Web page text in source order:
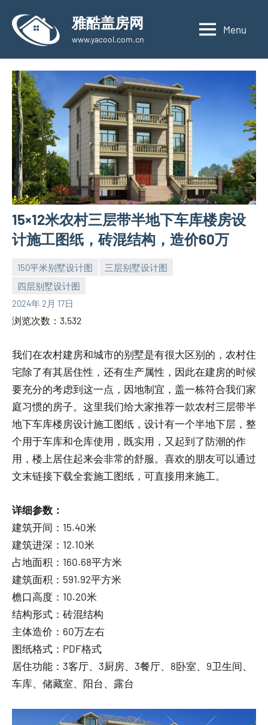
content
雅酷盖房网
www.yacool.com.cn
Menu
15×12米农村三层带半地下车库楼房设
计施工图纸，砖混结构，造价60万
150平米别墅设计图
三层别墅设计图
四层别墅设计图
2024年 2月 17日
yacool
浏览次数：3,532
我们在农村建房和城市的别墅是有很大区别的，农村住
宅除了有其居住性，还有生产属性，因此在建房的时候
要充分的考虑到这一点，因地制宜，盖一栋符合我们家
庭习惯的房子。这里我们给大家推荐一款农村三层带半
地下车库楼房设计施工图纸，设计有一个半地下层，整
个用于车库和仓库使用，既实用，又起到了防潮的作
用，楼上居住起来会非常的舒服。喜欢的朋友可以通过
文末链接下载全套施工图纸，可直接用来施工。
详细参数：
建筑开间：15.40米
建筑进深：12.10米
占地面积：160.68平方米
建筑面积：591.92平方米
檐口高度：10.20米
结构形式：砖混结构
主体造价：60万左右
图纸格式：PDF格式
居住功能：3客厅、3厨房、3餐厅、8卧室、9卫生间、
车库、储藏室、阳台、露台